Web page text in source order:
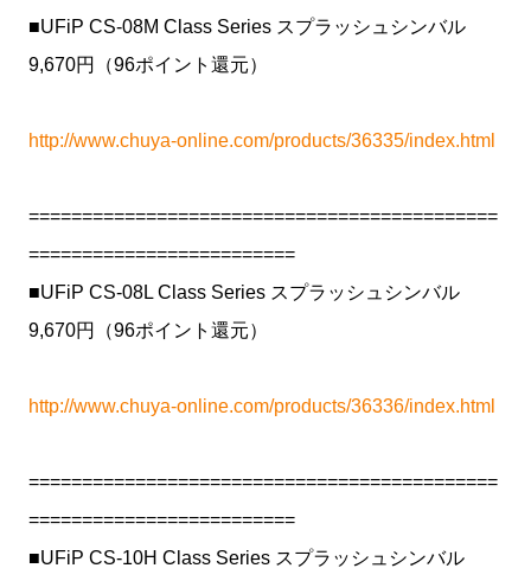
■UFiP CS-08M Class Series スプラッシュシンバル
9,670円（96ポイント還元）
http://www.chuya-online.com/products/36335/index.html
============================================
=========================
■UFiP CS-08L Class Series スプラッシュシンバル
9,670円（96ポイント還元）
http://www.chuya-online.com/products/36336/index.html
============================================
=========================
■UFiP CS-10H Class Series スプラッシュシンバル